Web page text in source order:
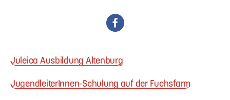
Juleica Ausbildung Altenburg
JugendleiterInnen-Schulung auf der Fuchsfarm